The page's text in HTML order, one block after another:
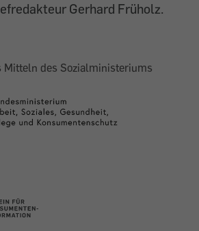
Gerhard Früholz.
Mitteln des Sozialministeriums